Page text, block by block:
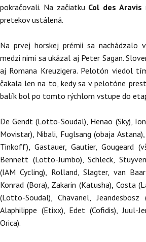
pokračovali. Na začiatku Col des Aravis
pretekov ustálená.
Na prvej horskej prémii sa nachádzalo
medzi nimi sa ukázal aj Peter Sagan.
aj Romana Kreuzigera. Pelotón viedol
čakala len na to, kedy sa v pelotóne
balík bol po tomto rýchlom vstupe do
De Gendt (Lotto-Soudal), Henao (Sky),
Movistar), Nibali, Fuglsang (obaja
Tinkoff), Gastauer, Gautier, Gougeard
Bennett (Lotto-Jumbo), Schleck,
(IAM Cycling), Rolland, Slagter, van
Konrad (Bora), Zakarin (Katusha), Costa
(Lotto-Soudal), Chavanel, Jeandesbosz
Alaphilippe (Etixx), Edet (Cofidis), Juul-
Orica).